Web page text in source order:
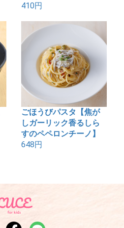
410円
ごほうびパスタ【焦が
しガーリック香るしら
すのペペロンチーノ】
648円